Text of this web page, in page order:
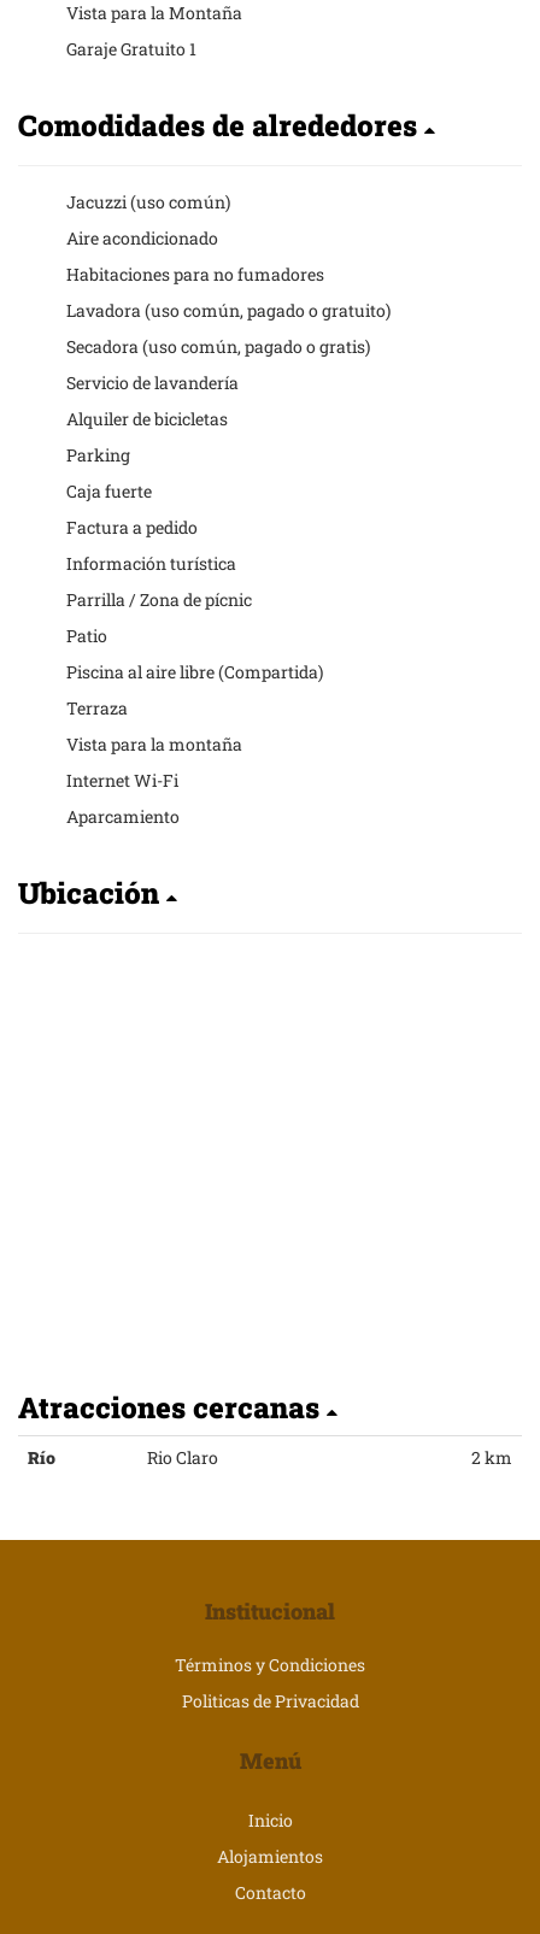
Vista para la Montaña
Garaje Gratuito 1
Comodidades de alrededores
Jacuzzi (uso común)
Aire acondicionado
Habitaciones para no fumadores
Lavadora (uso común, pagado o gratuito)
Secadora (uso común, pagado o gratis)
Servicio de lavandería
Alquiler de bicicletas
Parking
Caja fuerte
Factura a pedido
Información turística
Parrilla / Zona de pícnic
Patio
Piscina al aire libre (Compartida)
Terraza
Vista para la montaña
Internet Wi-Fi
Aparcamiento
Ubicación
Atracciones cercanas
Río Rio Claro 2 km
Institucional
Términos y Condiciones
Politicas de Privacidad
Menú
Inicio
Alojamientos
Contacto